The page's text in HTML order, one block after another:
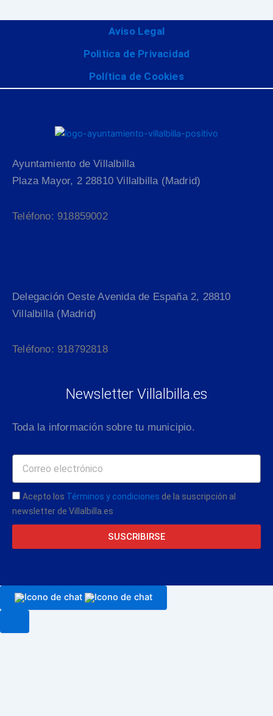
Aviso Legal
Politica de Privacidad
Política de Cookies
Ayuntamiento de Villalbilla
Plaza Mayor, 2 28810 Villalbilla (Madrid)
Teléfono: 918859002
Delegación Oeste Avenida de España 2, 28810
Villalbilla (Madrid)
Teléfono: 918792818
Newsletter Villalbilla.es
Toda la información sobre tu municipio.
Acepto los Términos y condiciones de la suscripción al
newsletter de Villalbilla.es
SUSCRIBIRSE